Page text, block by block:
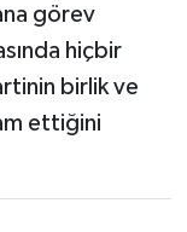
görev
hiçbir
birlik ve
ettiğini